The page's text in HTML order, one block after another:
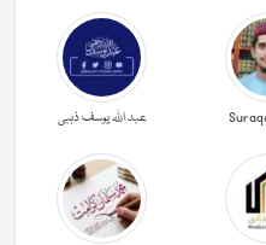
عبد اللہ یوسف ذہبی